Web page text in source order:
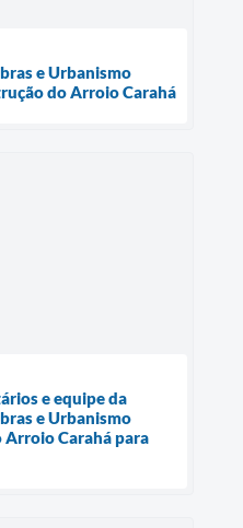
e Urbanismo
do Arroio Carahá
e equipe da
e Urbanismo
Carahá para